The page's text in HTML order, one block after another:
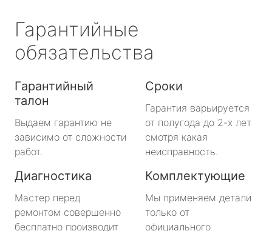
Гарантийные
обязательства
Гарантийный
талон
Выдаем гарантию не
зависимо от сложности
работ.
Сроки
Гарантия варьируется
от полугода до 2-х лет
смотря какая
неисправность.
Диагностика
Мастер перед
ремонтом совершенно
бесплатно производит
Комплектующие
Мы применяем детали
только от
официального